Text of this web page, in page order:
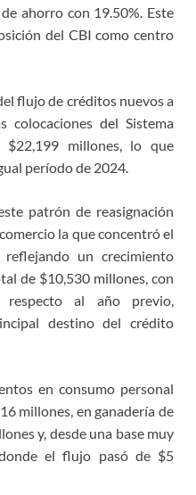
ahorro con 19.50%. Este
del CBI como centro
flujo de créditos nuevos a
colocaciones del Sistema
$22,199 millones, lo que
período de 2024.
patrón de reasignación
la que concentró el
reflejando un crecimiento
de $10,530 millones, con
al año previo,
destino del crédito
en consumo personal
millones, en ganadería de
y, desde una base muy
el flujo pasó de $5